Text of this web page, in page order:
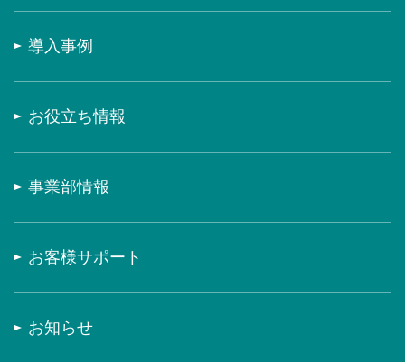
導入事例
お役立ち情報
事業部情報
お客様サポート
お知らせ